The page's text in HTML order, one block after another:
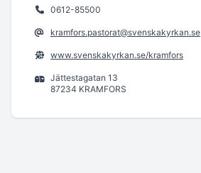
0612-85500
kramfors.pastorat@svenskakyrkan.se
www.svenskakyrkan.se/kramfors
Jättestagatan 13
87234 KRAMFORS